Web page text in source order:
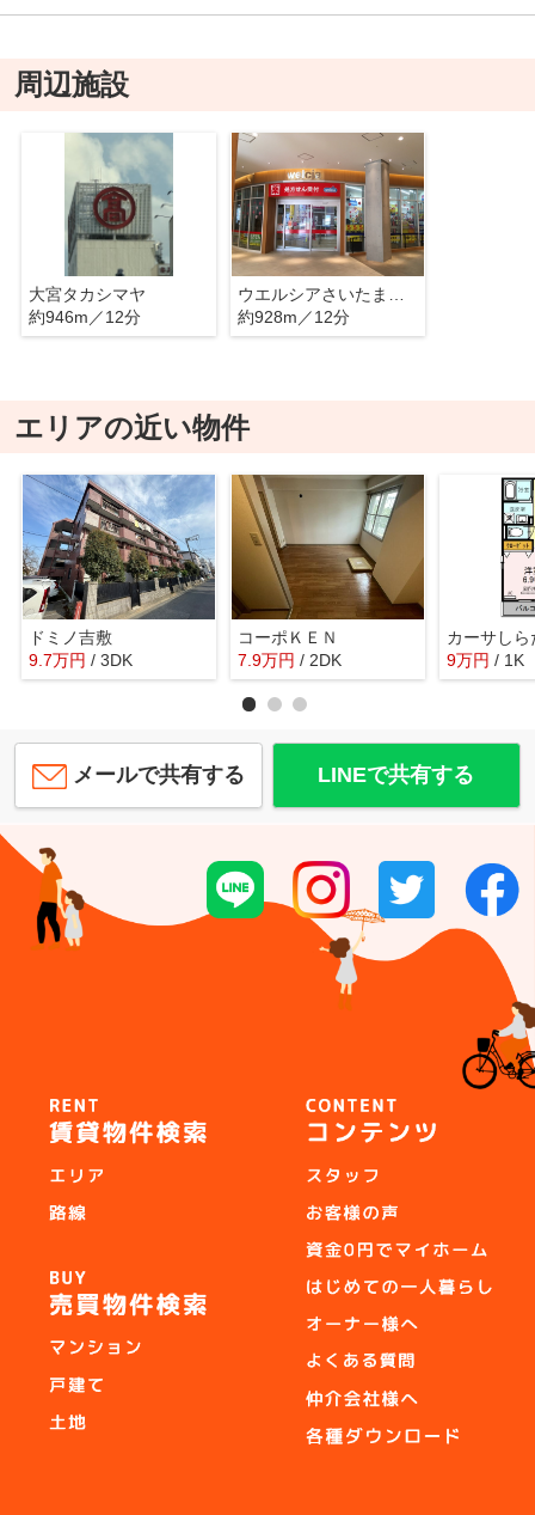
周辺施設
大宮タカシマヤ
約946m／12分
ウエルシアさいたま新都心けやきひろば店
約928m／12分
エリアの近い物件
ドミノ吉敷
9.7万円 / 3DK
コーポＫＥＮ
7.9万円 / 2DK
カーサしら
9万円 / 1K
メールで共有する LINEで共有する